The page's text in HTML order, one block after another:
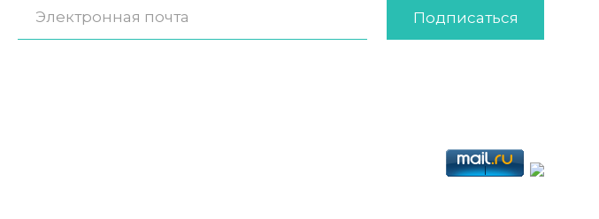
Подписаться